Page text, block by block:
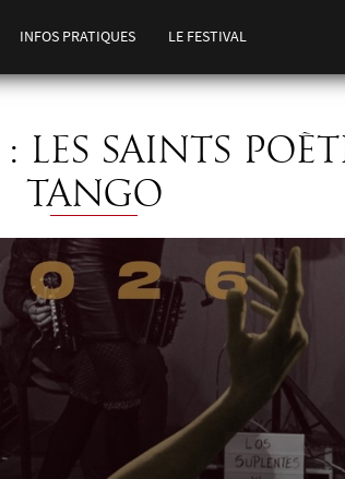
INFOS PRATIQUES LE FESTIVAL
LES SAINTS
TANGO